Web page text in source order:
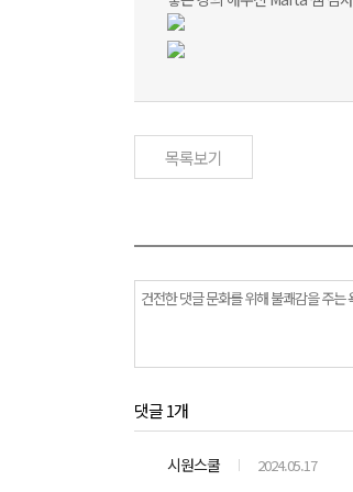
목록보기
댓글 1개
시원스쿨
2024.05.17